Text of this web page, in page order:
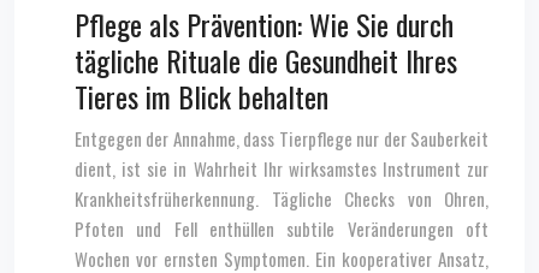
Pflege als Prävention: Wie Sie durch
tägliche Rituale die Gesundheit Ihres
Tieres im Blick behalten
Entgegen der Annahme, dass Tierpflege nur der Sauberkeit
dient, ist sie in Wahrheit Ihr wirksamstes Instrument zur
Krankheitsfrüherkennung. Tägliche Checks von Ohren,
Pfoten und Fell enthüllen subtile Veränderungen oft
Wochen vor ernsten Symptomen. Ein kooperativer Ansatz,